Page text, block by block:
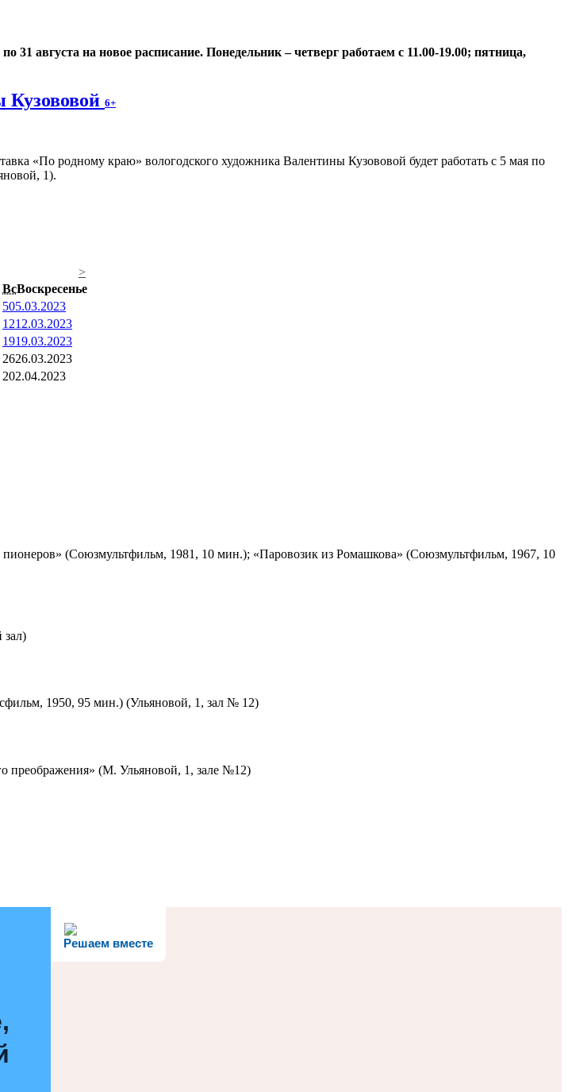
августа на новое расписание. Понедельник – четверг работаем с 11.00-19.00; пятница,
6+
«По родному краю» вологодского художника Валентины Кузововой будет работать с 5 мая по
1).
>
ВсВоскресенье
505.03.2023
1212.03.2023
1919.03.2023
2626.03.2023
202.04.2023
(Союзмультфильм, 1981, 10 мин.); «Паровозик из Ромашкова» (Союзмультфильм, 1967, 10
зал)
1950, 95 мин.) (Ульяновой, 1, зал № 12)
преображения» (М. Ульяновой, 1, зале №12)
Решаем вместе